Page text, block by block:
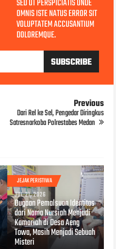
SED UT PERSPICIATIS UNDE
OMNIS ISTE NATUS ERROR SIT
VOLUPTATEM ACCUSANTIUM
DOLOREMQUE.
Previous
Dari Rel ke Sel, Pengedar Diringkus
Satresnarkoba Polrestabes Medan
JEJAK PERISTIWA
JUL 21, 2026
Dugaan Pemalsuan Identitas
dari Nama Nursiah Menjadi
Kamariah di Desa Aeng
Towa, Masih Menjadi Sebuah
Misteri